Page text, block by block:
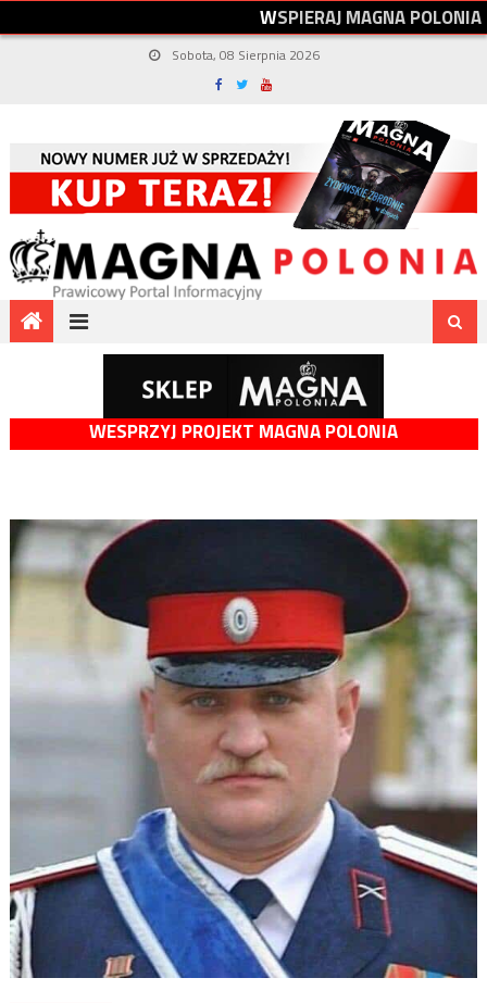
WSPIERAJMAGNAPOLONIA
Sobota, 08 Sierpnia 2026
WESPRZYJ PROJEKT MAGNA POLONIA